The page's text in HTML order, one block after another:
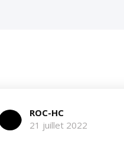
ROC-HC
21 juillet 2022